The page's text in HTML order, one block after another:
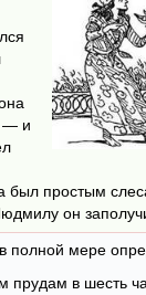
— и
был простым
он
полной мере
прудам в шесть